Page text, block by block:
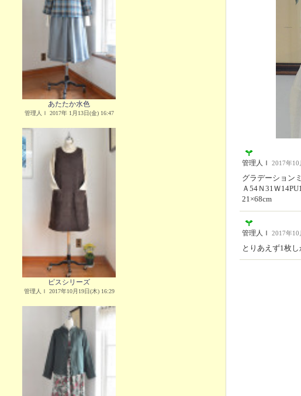
あたたか水色
管理人Ｉ 2017年 1月13日(金) 16:47
ピスシリーズ
管理人Ｉ 2017年10月19日(木) 16:29
管理人Ｉ 2017年10
グラデーション
Ａ54Ｎ31Ｗ
21×68cm
管理人Ｉ 2017年10
とりあえず1枚